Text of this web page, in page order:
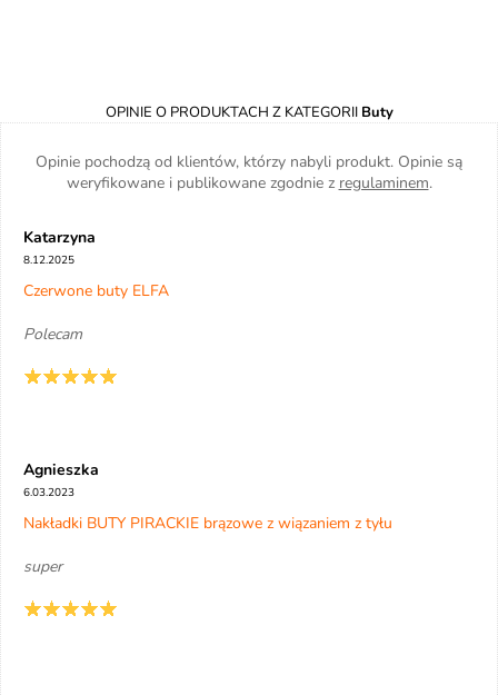
OPINIE O PRODUKTACH Z KATEGORII Buty
Opinie pochodzą od klientów, którzy nabyli produkt. Opinie są
weryfikowane i publikowane zgodnie z regulaminem.
Katarzyna
8.12.2025
Czerwone buty ELFA
Polecam
Agnieszka
6.03.2023
Nakładki BUTY PIRACKIE brązowe z wiązaniem z tyłu
super